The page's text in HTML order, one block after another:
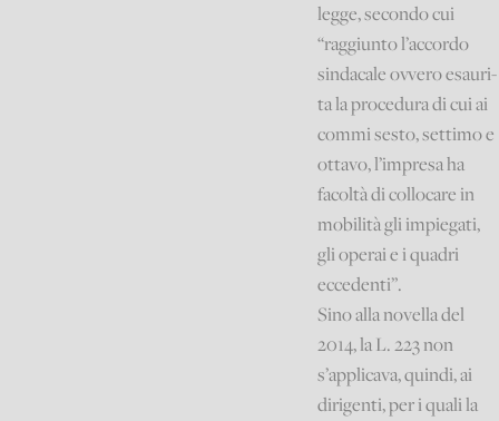
legge, secondo cui
“raggiunto l’accordo
sindacale ovvero esauri-
ta la procedura di cui ai
commi sesto, settimo e
ottavo, l’impresa ha
facoltà di collocare in
mobilità gli impiegati,
gli operai e i quadri
eccedenti”.
Sino alla novella del
2014, la L. 223 non
s’applicava, quindi, ai
dirigenti, per i quali la